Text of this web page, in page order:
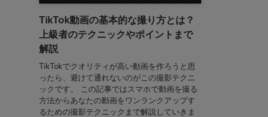
TikTok動画の基本的な撮り方とは？
上級者のテクニックやポイントまで
解説
TikTokでクオリティが高い動画を作ろうと思
ったら、避けて通れないのがこの撮影テクニ
ックです。 この記事ではスマホで動画を撮る
方法からあなたの動画をワンランクアップす
るための撮影テクニックまで解説していきま